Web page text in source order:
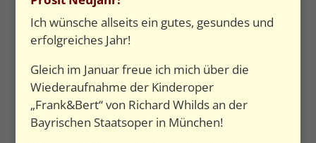
Ich wünsche allseits ein gutes, gesundes und
erfolgreiches Jahr!
Gleich im Januar freue ich mich über die
Wiederaufnahme der Kinderoper
„Frank&Bert“ von Richard Whilds an der
Bayrischen Staatsoper in München!